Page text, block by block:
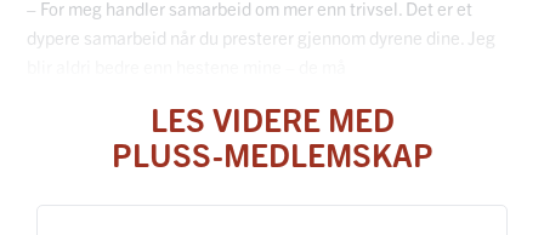
– For meg handler samarbeid om mer enn trivsel. Det er et
dypere samarbeid når du presterer gjennom dyrene dine. Jeg
LES VIDERE MED
PLUSS-MEDLEMSKAP